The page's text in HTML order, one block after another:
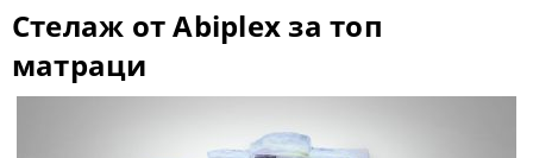
Стелаж от Аbiplex за топ
матраци